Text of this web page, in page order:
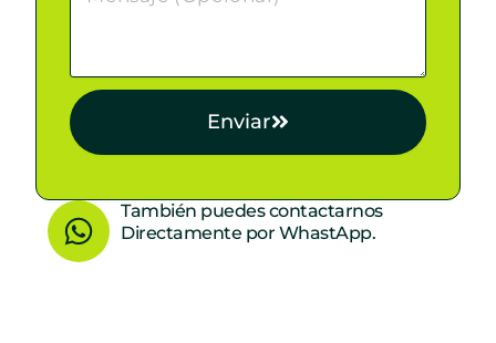
Enviar
W
h
También puedes contactarnos
Directamente por WhastApp.